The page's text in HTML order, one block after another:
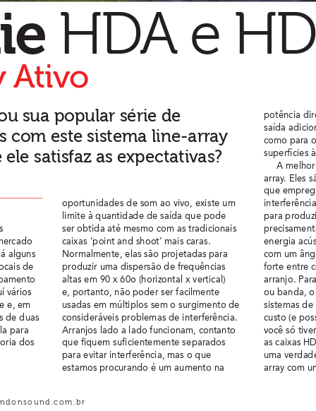
sua popular série de
com este sistema line-array
ele satisfaz as expectativas?
Ativo
oportunidades de som ao vivo, existe um
limite à quantidade de saída que pode
ser obtida até mesmo com as tradicionais
caixas ‘point and shoot’ mais caras.
Normalmente, elas são projetadas para
produzir uma dispersão de frequências
altas em 90 x 60o (horizontal x vertical)
e, portanto, não poder ser facilmente
usadas em múltiplos sem o surgimento de
consideráveis problemas de interferência.
Arranjos lado a lado funcionam, contanto
que fiquem suficientemente separados
para evitar interferência, mas o que
estamos procurando é um aumento na
potência
saída
como para
superfícies
A
array. Eles
que
para
energia
com um
forte entre
arranjo.
ou banda,
sistemas
custo (e
você só
as caixas
uma
array com
cado
alguns
de
vários
e, em
de duas
para
dos
HDA e